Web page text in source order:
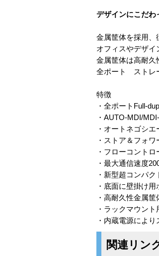
デザインにこだわ
金属筐体を採用、
オフィスやデザイ
金属筐体は高耐久
全ポート ストレ
特徴
・全ポートFull-
・AUTO-MDI/
・オートネゴシ
・ストア＆フォ
・フローコント
・最大通信速度
・新型超コンパク
・底面に壁掛け
・高耐久性金属筐
・ラックマウン
・内蔵電源によ
関連リン